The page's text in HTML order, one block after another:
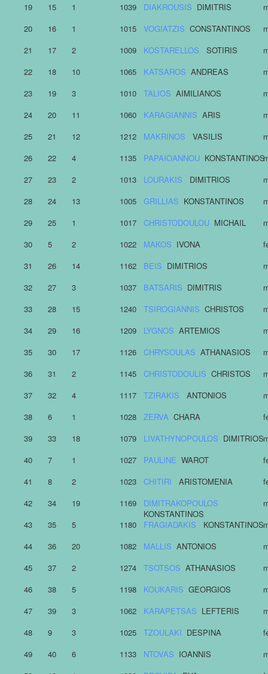
19
15 1 1039 DIAKROUSIS DIMITRIS
20
16 1 1015 VOGIATZIS CONSTANTINOS
21
17 2 1009 KOSTARELLOS SOTIRIS
22
18 10 1065 KATSAROS ANDREAS
23
19 3 1010 TALIOS AIMILIANOS
24
20 11 1060 KARAGIANNIS ARIS
25
21 12 1212 MAKRINOS VASILIS
26
22 4 1135 PAPAIOANNOU KONSTANTINOS
27
23 2 1013 LOURAKIS DIMITRIOS
28
24 13 1005 GRILLIAS KONSTANTINOS
29
25 1 1017 CHRISTODOULOU MICHAIL
30
5 2 1022 MAKOS IVONA
31
26 14 1162 BEIS DIMITRIOS
32
27 3 1037 BATSARIS DIMITRIS
33
28 15 1240 TSIROGIANNIS CHRISTOS
34
29 16 1209 LYGNOS ARTEMIOS
35
30 17 1126 CHRYSOULAS ATHANASIOS
36
31 2 1145 CHRISTODOULIS CHRISTOS
37
32 4 1117 TZIRAKIS ANTONIOS
38
6 1 1028 ZERVA CHARA
39
33 18 1079 LIVATHYNOPOULOS DIMITRIOS
40
7 1 1027 PAULINE WAROT
41
8 2 1023 CHITIRI ARISTOMENIA
42
34 19 1169
DIMITRAKOPOULOS
KONSTANTINOS
43
35 5 1180 FRAGIADAKIS KONSTANTINOS
44
36 20 1082 MALLIS ANTONIOS
45
37 2 1274 TSOTSOS ATHANASIOS
46
38 5 1198 KOUKARIS GEORGIOS
47
39 3 1062 KARAPETSAS LEFTERIS
48
9 3 1025 TZOULAKI DESPINA
49
40 6 1133 NTOVAS IOANNIS